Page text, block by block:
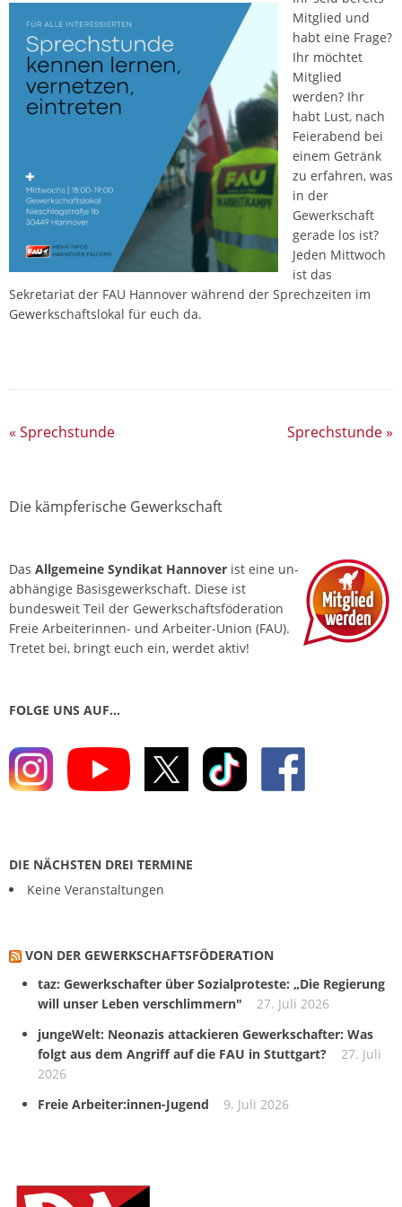
Mitglied und
habt eine Frage?
Ihr möchtet
Mitglied
werden? Ihr
habt Lust, nach
Feierabend bei
einem Getränk
zu erfahren, was
in der
Gewerkschaft
gerade los ist?
Jeden Mittwoch
ist das
Sekretariat der FAU Hannover während der Sprechzeiten im
Gewerkschaftslokal für euch da.
« Sprechstunde Sprechstunde»
Die kämpferische Gewerkschaft
Das Allgemeine Syndikat Hannover ist eine un­
abhängige Basis­gewerkschaft. Diese ist
bundesweit Teil der Gewerkschafts­föderation
Freie Arbeiterinnen- und Arbeiter-Union (FAU).
Tretet bei, bringt euch ein, werdet aktiv!
FOLGE UNS AUF…
DIE NÄCHSTEN DREI TERMINE
Keine Veranstaltungen
VON DER GEWERKSCHAFTS­FÖDERATION
taz: Gewerkschafter über Sozialproteste: „Die Regierung
will unser Leben verschlimmern"
27. Juli 2026
jungeWelt: Neonazis attackieren Gewerkschafter: Was
folgt aus dem Angriff auf die FAU in Stuttgart?
27. Juli
2026
Freie Arbeiter:innen-Jugend
9. Juli 2026